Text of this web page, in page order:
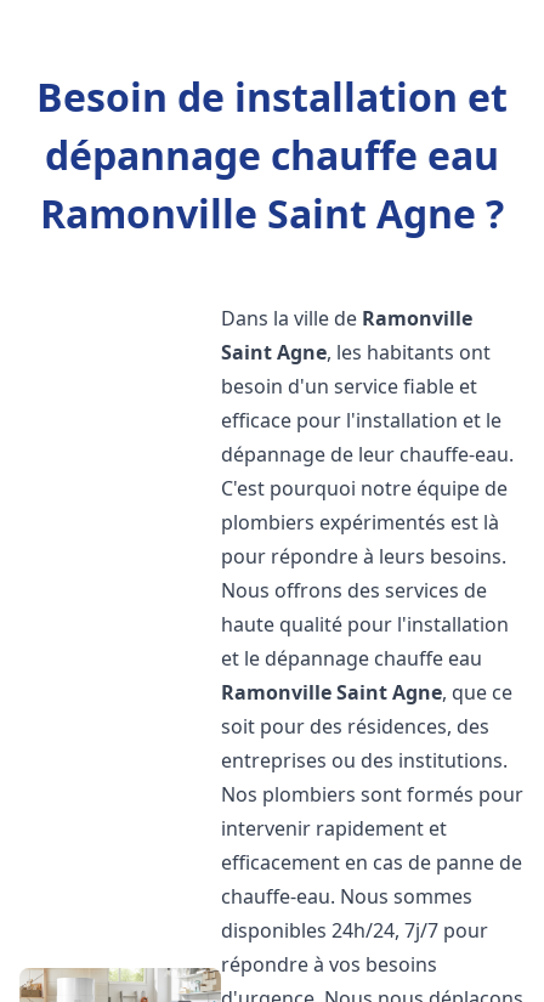
Besoin de installation et
dépannage chauffe eau
Ramonville Saint Agne ?
Dans la ville de Ramonville
Saint Agne, les habitants ont
besoin d'un service fiable et
efficace pour l'installation et le
dépannage de leur chauffe-eau.
C'est pourquoi notre équipe de
plombiers expérimentés est là
pour répondre à leurs besoins.
Nous offrons des services de
haute qualité pour l'installation
et le dépannage chauffe eau
Ramonville Saint Agne, que ce
soit pour des résidences, des
entreprises ou des institutions.
Nos plombiers sont formés pour
intervenir rapidement et
efficacement en cas de panne de
chauffe-eau. Nous sommes
disponibles 24h/24, 7j/7 pour
répondre à vos besoins